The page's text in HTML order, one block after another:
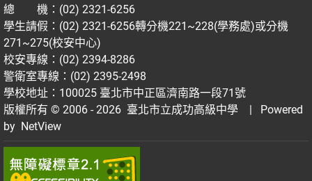
總 機：(02) 2321-6256
學生請假：(02) 2321-6256轉分機221~228(學務處)或分機
271~275(校安中心)
校安專線：(02) 2394-8286
警衛室專線：(02) 2395-2498
學校地址：100025 臺北市中正區濟南路一段71號
版權所有 © 2006 - 2026 臺北市立成功高級中學
| Powered
by NetView